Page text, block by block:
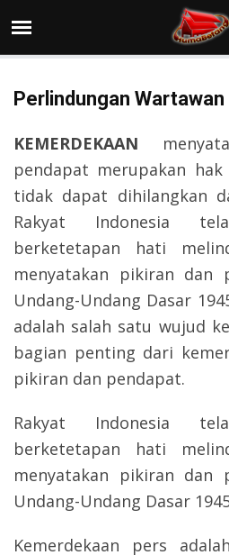
Perlindungan Wartawan
KEMERDEKAAN
pendapat merupakan
tidak dapat dihilangkan
Rakyat Indonesia
berketetapan hati
menyatakan pikiran dan
Undang-Undang Dasar
adalah salah satu wujud
bagian penting dari
pikiran dan pendapat.
Rakyat Indonesia
berketetapan hati
menyatakan pikiran dan
Undang-Undang Dasar
Kemerdekaan pers